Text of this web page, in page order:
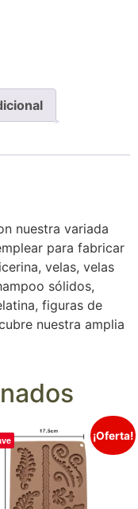
nuestra variada
para fabricar
velas, velas
sólidos,
figuras de
nuestra amplia
¡Oferta!